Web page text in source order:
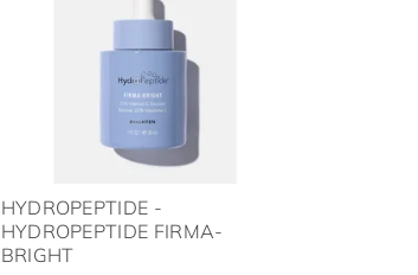
HYDROPEPTIDE -
HYDROPEPTIDE FIRMA-
BRIGHT